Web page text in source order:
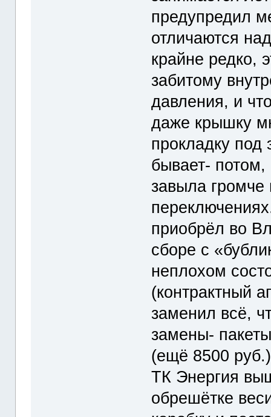
предупредил
отличаются
крайне редко,
забитому
давления, и
даже крышку
прокладку под
бывает-
завыла громче
приобрёл во
сборе с
неплохом
(контрактный
заменил всё,
замены-
(ещё 8500
ТК Энергия
обрешётке